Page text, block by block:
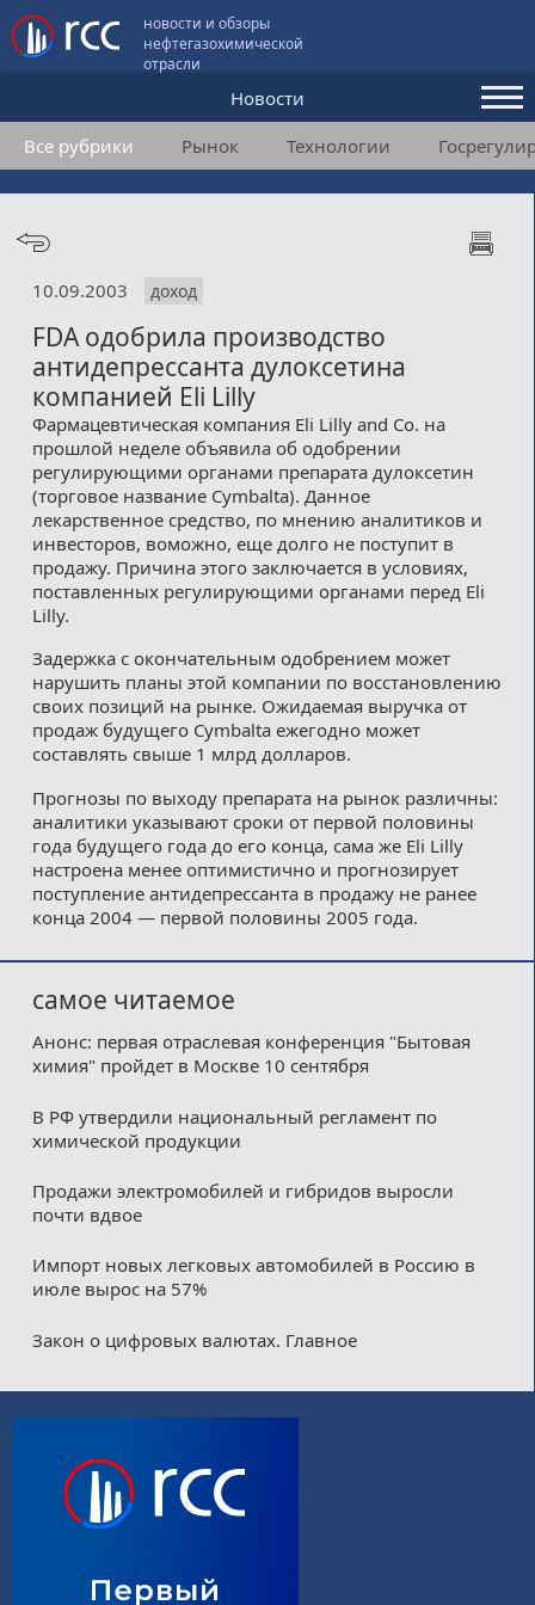
новости и обзоры
нефтегазохимической
отрасли
Новости
Аналитика и мнения
Конференции
Пользовательское соглашение
Медиакит
Контакты
Все рубрики Рынок Технологии
10.09.2003 доход
FDA одобрила производство
антидепрессанта дулоксетина
компанией Eli Lilly
Фармацевтическая компания Eli Lilly and Co. на
прошлой неделе объявила об одобрении
регулирующими органами препарата дулоксетин
(торговое название Cymbalta). Данное
лекарственное средство, по мнению аналитиков и
инвесторов, воможно, еще долго не поступит в
продажу. Причина этого заключается в условиях,
поставленных регулирующими органами перед Eli
Lilly.
Задержка с окончательным одобрением может
нарушить планы этой компании по восстановлению
своих позиций на рынке. Ожидаемая выручка от
продаж будущего Cymbalta ежегодно может
составлять свыше 1 млрд долларов.
Прогнозы по выходу препарата на рынок различны:
аналитики указывают сроки от первой половины
года будущего года до его конца, сама же Eli Lilly
настроена менее оптимистично и прогнозирует
поступление антидепрессанта в продажу не ранее
конца 2004 — первой половины 2005 года.
самое читаемое
Анонс: первая отраслевая конференция "Бытовая
химия" пройдет в Москве 10 сентября
В РФ утвердили национальный регламент по
химической продукции
Продажи электромобилей и гибридов выросли
почти вдвое
Импорт новых легковых автомобилей в Россию в
июле вырос на 57%
Закон о цифровых валютах. Главное